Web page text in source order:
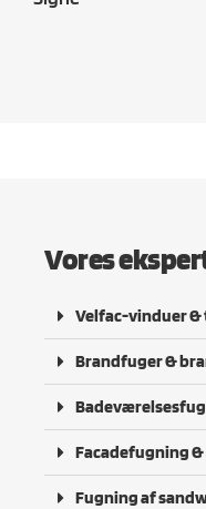
Vores
Velfac-vinduer
Brandfuger &
Facadefugning
Fugning af